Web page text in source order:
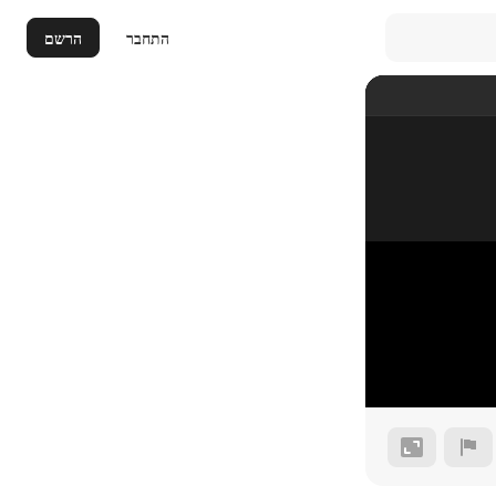
התחבר הרשם